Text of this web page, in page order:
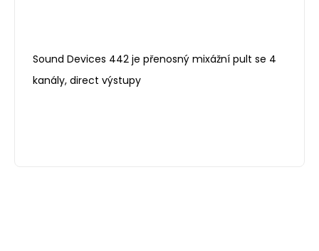
Sound Devices 442 je přenosný mixážní pult se 4
kanály, direct výstupy